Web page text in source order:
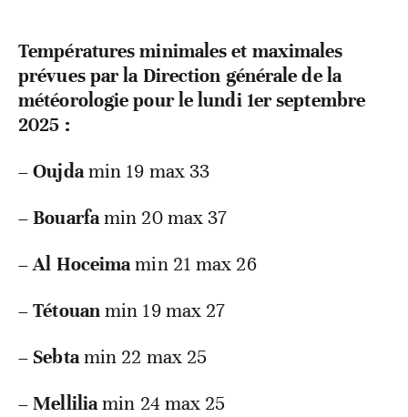
Températures minimales et maximales
prévues par la Direction générale de la
météorologie pour le lundi 1er septembre
2025 :
–Oujdamin 19 max 33
–Bouarfamin 20 max 37
–Al Hoceimamin 21 max 26
–Tétouanmin 19 max 27
– Sebtamin 22 max 25
–Melliliamin 24 max 25